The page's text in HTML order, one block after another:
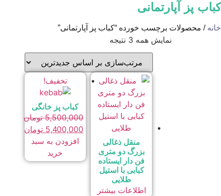
پز آپارتمانی
/ محصولات برچسب خورده “کباب پز آپارتمانی”
نمایش همه 3 نتیجه
مرتب‌سازی
بر
اساس
جدیدترین
منقل ذغالی
بزرگ دو متری
فن دار ایستاده
کبابی با استیل
طلایی
اطلاعات بیشتر
تخفیف!
کباب پز خانگی
5,500,000 تومان
قیمت
اصلی
بود.
5,400,000 تومان
قیمت
5,400,000 تومان
افزودن به سبد
خرید